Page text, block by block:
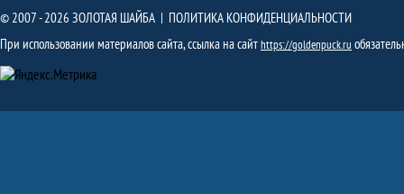
© 2007 - 2026 ЗОЛОТАЯ ШАЙБА | ПОЛИТИКА КОНФИДЕНЦИАЛЬНОСТИ
При использовании материалов сайта, ссылка на сайтhttps://goldenpuck.ru